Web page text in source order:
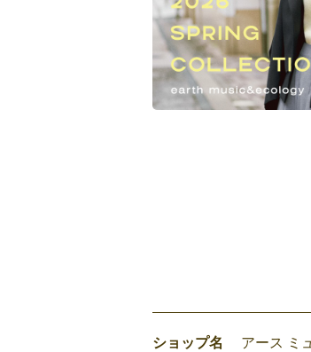
ショップ名
アース ミ